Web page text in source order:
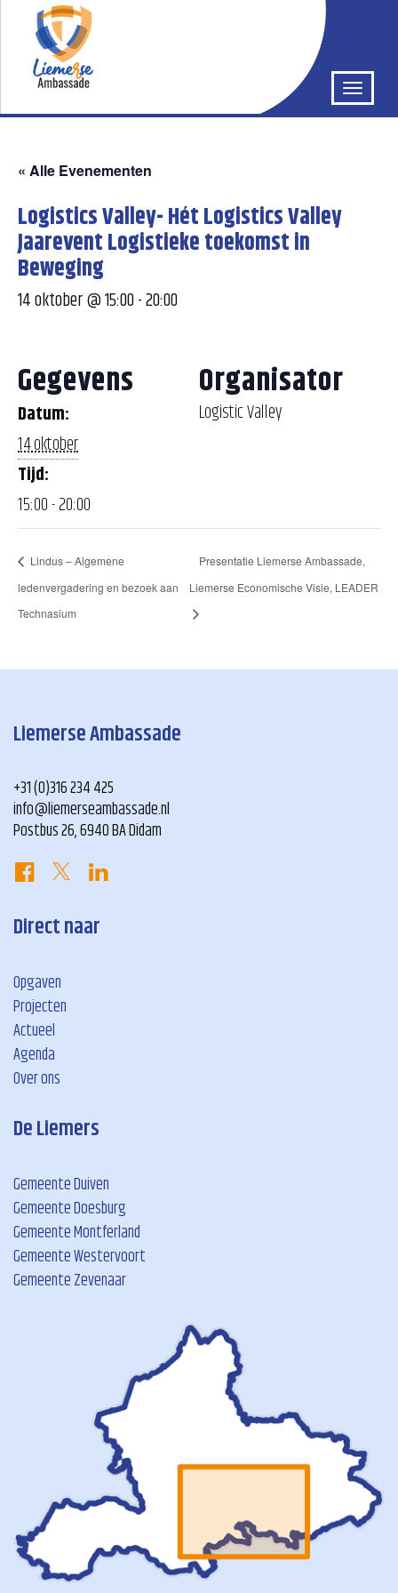
« Alle Evenementen
Logistics Valley- Hét Logistics Valley
Jaarevent Logistieke toekomst in
Beweging
14 oktober @ 15:00-20:00
Gegevens
Datum:
14 oktober
Tijd:
15:00 - 20:00
Organisator
Logistic Valley
Lindus – Algemene
ledenvergadering en bezoek aan
Technasium
Presentatie Liemerse Ambassade,
Liemerse Economische Visie, LEADER
Liemerse Ambassade
+31 (0)316 234 425
info@liemerseambassade.nl
Postbus 26, 6940 BA Didam
Direct naar
Opgaven
Projecten
Actueel
Agenda
Over ons
De Liemers
Gemeente Duiven
Gemeente Doesburg
Gemeente Montferland
Gemeente Westervoort
Gemeente Zevenaar